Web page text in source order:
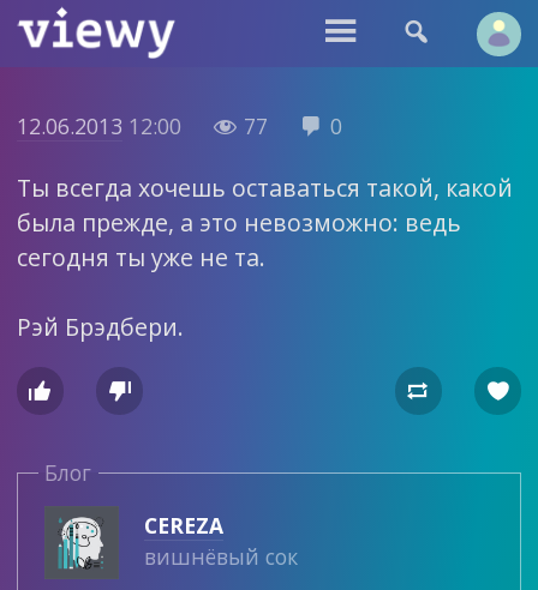
 
12.06.2013 12:00  77  0
Ты всегда хочешь оставаться такой, какой
была прежде, а это невозможно: ведь
сегодня ты уже не та.
Рэй Брэдбери.
   
Блог
CEREZA
вишнёвый сок